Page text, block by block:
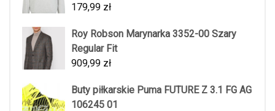
179,99 zł
Roy Robson Marynarka 3352-00 Szary
Regular Fit
909,99 zł
Buty piłkarskie Puma FUTURE Z 3.1 FG AG
106245 01